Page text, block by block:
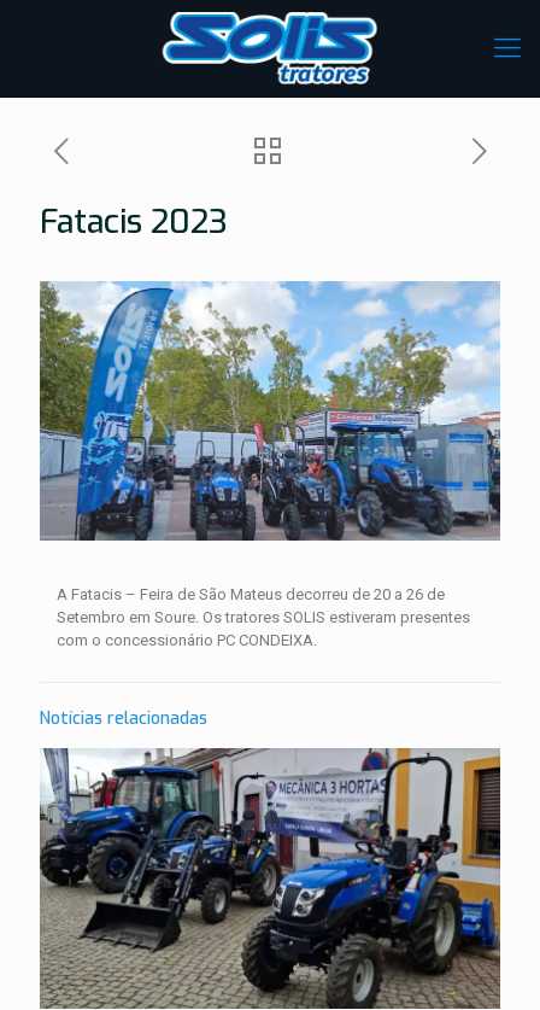
Fatacis 2023
A Fatacis – Feira de São Mateus decorreu de 20 a 26 de
Setembro em Soure. Os tratores SOLIS estiveram presentes
com o concessionário PC CONDEIXA.
Notícias relacionadas